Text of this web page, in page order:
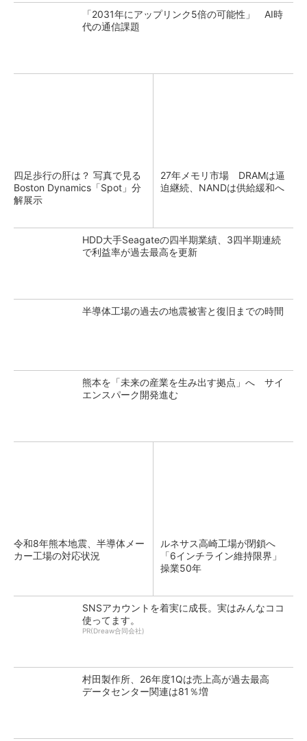
「2031年にアップリンク5倍の可能性」 AI時
代の通信課題
四足歩行の肝は？ 写真で見る
Boston Dynamics「Spot」分
解展示
27年メモリ市場 DRAMは逼
迫継続、NANDは供給緩和へ
HDD大手Seagateの四半期業績、3四半期連続
で利益率が過去最高を更新
半導体工場の過去の地震被害と復旧までの時間
熊本を「未来の産業を生み出す拠点」へ サイ
エンスパーク開発進む
令和8年熊本地震、半導体メー
カー工場の対応状況
ルネサス高崎工場が閉鎖へ
「6インチライン維持限界」
操業50年
SNSアカウントを着実に成長。実はみんなココ
使ってます。
PR(Dreaw合同会社)
村田製作所、26年度1Qは売上高が過去最高
データセンター関連は81％増